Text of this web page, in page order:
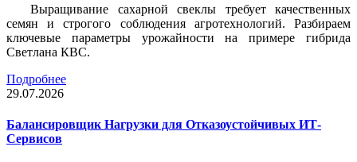
Выращивание сахарной свеклы требует качественных
семян и строгого соблюдения агротехнологий. Разбираем
ключевые параметры урожайности на примере гибрида
Светлана КВС.
Подробнее
29.07.2026
Балансировщик Нагрузки для Отказоустойчивых ИТ-
Сервисов